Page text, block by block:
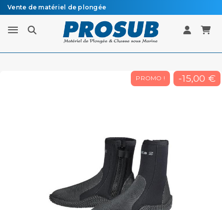
Vente de matériel de plongée
Livraison sous 48h à 72h en colissimo recommandé
PROMO ! -15,00 €